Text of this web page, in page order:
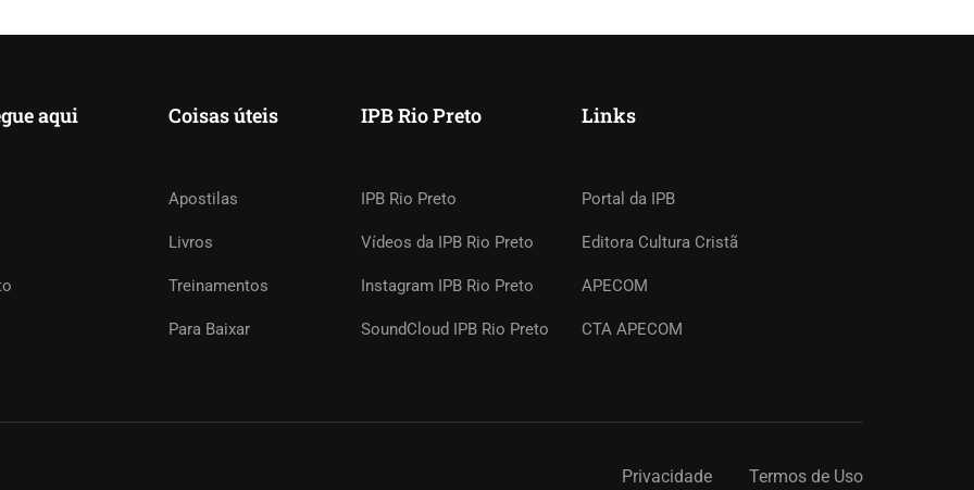
aqui Coisas úteis
Apostilas
Livros
Treinamentos
Para Baixar
IPB Rio Preto
IPB Rio Preto
Vídeos da IPB Rio Preto
Instagram IPB Rio Preto
SoundCloud IPB Rio Preto
Links
Portal da IPB
Editora Cultura Cristã
APECOM
CTA APECOM
Privacidade Termos de Uso
UM TREINAMENTO?
membros de sua igreja. Online ou presencial.
ENTRE EM CONTATO AGORA